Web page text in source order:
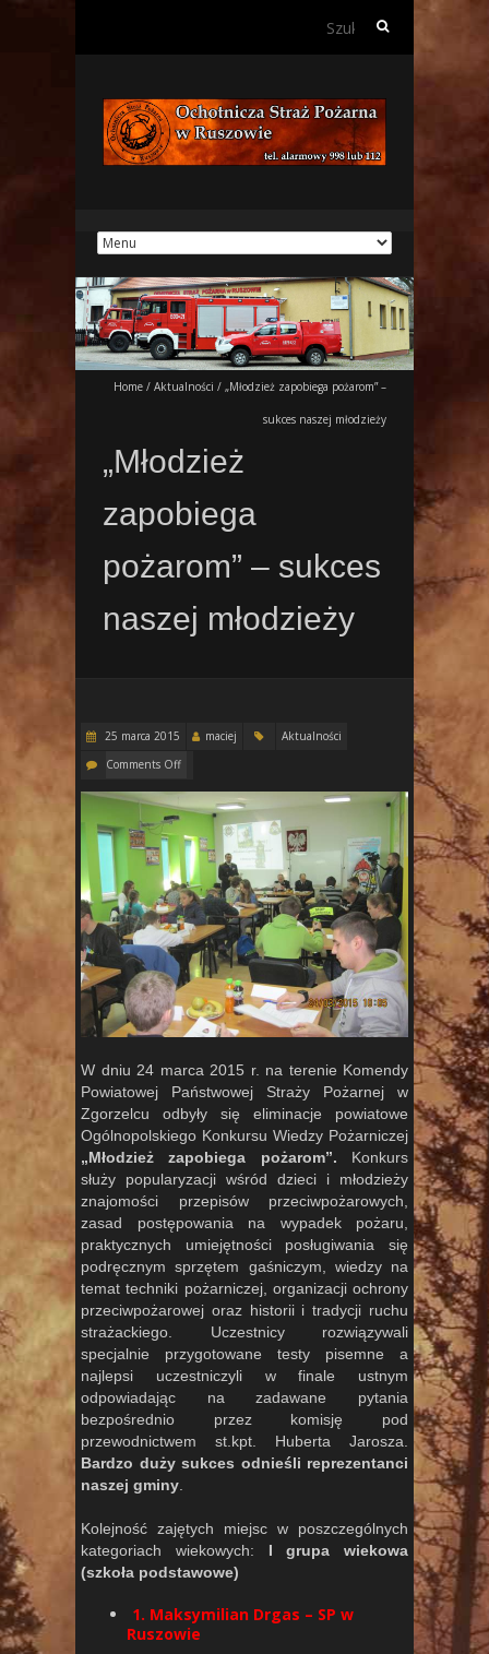
Szukaj:
Home / Aktualności / „Młodzież zapobiega pożarom” –
sukces naszej młodzieży
„Młodzież
zapobiega
pożarom” – sukces
naszej młodzieży
25 marca 2015 maciej
Aktualności
Comments Off
W dniu 24 marca 2015 r. na terenie Komendy
Powiatowej Państwowej Straży Pożarnej w
Zgorzelcu odbyły się eliminacje powiatowe
Ogólnopolskiego Konkursu Wiedzy Pożarniczej
„Młodzież zapobiega pożarom”. Konkurs
służy popularyzacji wśród dzieci i młodzieży
znajomości przepisów przeciwpożarowych,
zasad postępowania na wypadek pożaru,
praktycznych umiejętności posługiwania się
podręcznym sprzętem gaśniczym, wiedzy na
temat techniki pożarniczej, organizacji ochrony
przeciwpożarowej oraz historii i tradycji ruchu
strażackiego. Uczestnicy rozwiązywali
specjalnie przygotowane testy pisemne a
najlepsi uczestniczyli w finale ustnym
odpowiadając na zadawane pytania
bezpośrednio przez komisję pod
przewodnictwem st.kpt. Huberta Jarosza.
Bardzo duży sukces odnieśli reprezentanci
naszej gminy
Kolejność zajętych miejsc w poszczególnych
kategoriach wiekowych: I grupa wiekowa
(szkoła podstawowe)
1. Maksymilian Drgas – SP w
Ruszowie